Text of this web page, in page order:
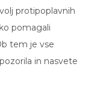
protipoplavnih
pomagali
tem je vse
in nasvete